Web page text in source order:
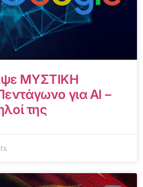
ΜΥΣΤΙΚΗ
για AI –
της